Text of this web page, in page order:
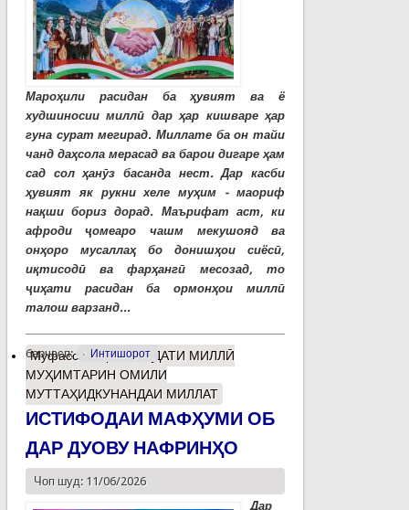
Мароҳили расидан ба ҳувият ва ё
худшиносии миллӣ дар ҳар кишваре ҳар
гуна сурат мегирад. Миллате ба он тайи
чанд даҳсола мерасад ва барои дигаре ҳам
сад сол ҳанӯз басанда нест. Дар касби
ҳувият як рукни хеле муҳим - маориф
нақши бориз дорад. Маърифат аст, ки
афроди ҷомеаро чашм мекушояд ва
онҳоро мусаллаҳ бо донишҳои сиёсӣ,
иқтисодӣ ва фарҳангӣ месозад, то
ҷиҳати расидан ба ормонҳои миллӣ
талош варзанд...
барчасп: Интишорот
Муфассалтаро ВАҲДАТИ МИЛЛӢ
МУҲИМТАРИН ОМИЛИ
МУТТАҲИДКУНАНДАИ МИЛЛАТ
ИСТИФОДАИ МАФҲУМИ ОБ
ДАР ДУОВУ НАФРИНҲО
Чоп шуд: 11/06/2026
Дар